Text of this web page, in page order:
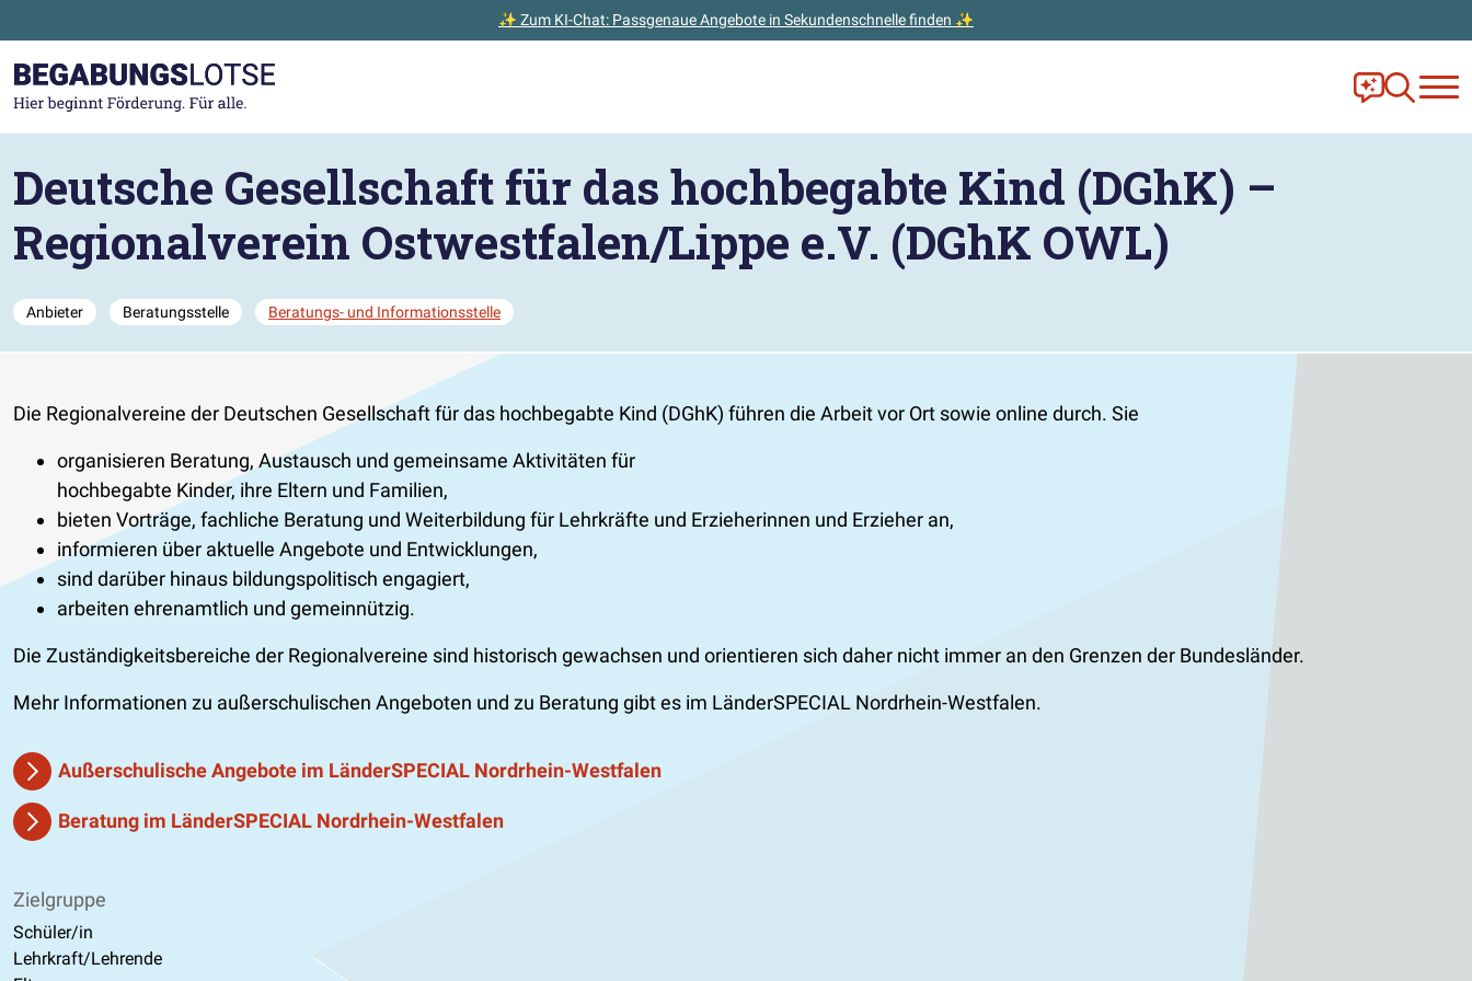
✨ Zum KI-Chat: Passgenaue Angebote in Sekundenschnelle finden ✨
Zur Startseite gehen
Frag Ella!
Zur
Deutsche Gesellschaft für das hochbegabte Kind (DGhK) –
Regionalverein Ostwestfalen/Lippe e.V. (DGhK OWL)
Anbieter Beratungsstelle Beratungs- und Informationsstelle
Die Regionalvereine der Deutschen Gesellschaft für das hochbegabte Kind (DGhK) führen die Arbeit vor Ort sowie online durch. Sie
organisieren Beratung, Austausch und gemeinsame Aktivitäten für
hochbegabte Kinder, ihre Eltern und Familien,
bieten Vorträge, fachliche Beratung und Weiterbildung für Lehrkräfte und Erzieherinnen und Erzieher an,
informieren über aktuelle Angebote und Entwicklungen,
sind darüber hinaus bildungspolitisch engagiert,
arbeiten ehrenamtlich und gemeinnützig.
Die Zuständigkeitsbereiche der Regionalvereine sind historisch gewachsen und orientieren sich daher nicht immer an den Grenzen der Bundesländer.
Mehr Informationen zu außerschulischen Angeboten und zu Beratung gibt es im LänderSPECIAL Nordrhein-Westfalen.
Außerschulische Angebote im LänderSPECIAL Nordrhein-Westfalen
Beratung im LänderSPECIAL Nordrhein-Westfalen
Zielgruppe
Schüler/in
Lehrkraft/Lehrende